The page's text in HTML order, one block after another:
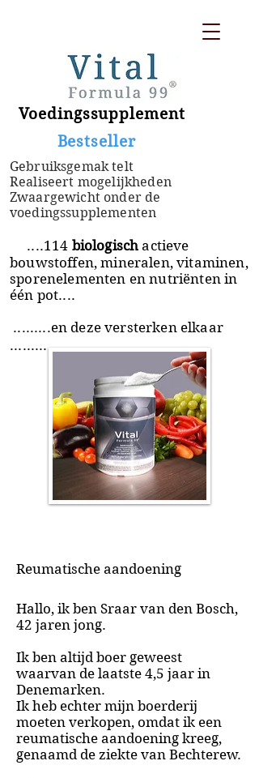
Voedingssupplement
​ Bestseller
Gebruiksgemak telt
Realiseert mogelijkheden
Zwaargewicht onder de
voedingssupplementen
....114 biologischactieve
bouwstoffen, mineralen, vitaminen,
sporenelementen en nutriënten in
één pot....
.........en deze versterken elkaar
.........
Reumatische aandoening
Hallo, ik ben Sraar van den Bosch,
42 jaren jong.
Ik ben altijd boer geweest
waarvan de laatste 4,5 jaar in
Denemarken.
Ik heb echter mijn boerderij
moeten verkopen, omdat ik een
reumatische aandoening kreeg,
genaamd de ziekte van Bechterew.